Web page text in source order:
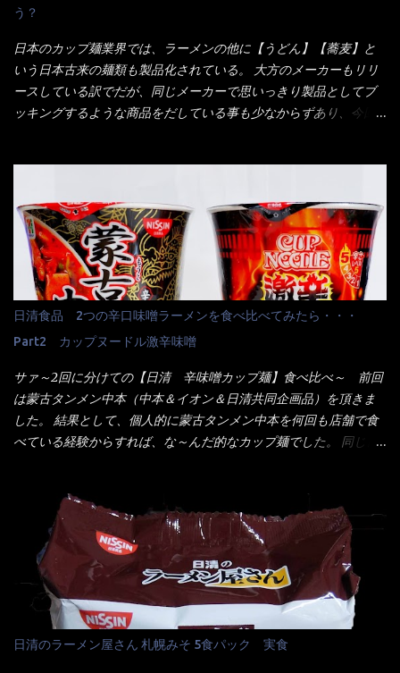
くれたが、何故かタッチパネルがクーポンを受け付けない！！ 店
員さんも、アレー？といいながら私が受け付けますので・・・と
消えていった。 タッチパネルのやつ、安いのは嫌うんだな！？こ
のヤロー！ 待つ事暫し・・・10分は越えたと思うけど・・・出て
来ました。 こちらが本日のサラメシ【ホーリーバジル香る、タイ
く行きましたねぇ～ だからタイ料理屋さんには、辛味剤・酢・ナ
いた）が料理に必ず付いてきたものです。 でも流石にファミレ
スでは・・・それは無いね！残念だ～ 今回はすかいらーくグルー
プで、タイ料理をどの様に再現して提供しているか？を見るだけ
だなぁ～ 因みにガパオ＝ホーリーバジルなのです。 肉は通常チ
キンが多く豚や牛もあります。 肉は挽肉みたいなミンチではな
く、粗挽きの肉になるんです。 それに現地バンコクでは、卵は固
焼きが本来です。 今回はほぼ全熟の目玉焼きで、これは日本風
オタイなのと比べれば薄め？ やっぱり調味料の【スパイスガール
ズ】が必要だナァ～ 笑 私は、ブリッキーヌの粉末をよく掛け辛
く...
う？
日本のカップ麺業界では、ラーメンの他に【うどん】【蕎麦】と
いう日本古来の麺類も製品化されている。 大方のメーカーもリリ
ースしている訳でだが、同じメーカーで思いっきり製品としてブ
ッキングするような商品をだしている事も少なからずあり、今回
ている訳で何故に敢えて本商品をリリースするの？ 確かに販売価
格は、緑のたぬきの実売は108円位で、ごつ盛り天ぷらそばは98円
でした。 殆ど変わらないじゃないか！？ そこで何が違うか・・・
メーカーHPから情報を得てみた。 ■原材料 比較（相手に含まれ
て居ない物質を赤色） ☆緑のたぬき 油揚げめん(小麦粉(国内製
造)、そば粉、植物油脂、植物性たん白、食塩、とろろ芋、卵白)、
かやく(小えびてんぷら、 かまぼこ )、添付調味料(砂糖、食塩、し
ょうゆ、魚介エキス、たん白加水分解物、香辛料、ねぎ、香味油
脂)／加工でん粉、調味料(アミノ酸等)、炭酸カルシウム、カラメ
ル色素、リン酸塩(Na)、増粘多糖類、レシチン、酸化防止剤(ビタ
ミンE)、クチナシ色素、ベニコウジ色素、香料、ビタミンB2、ビ
タミンB1、香辛料抽出物、 カロチン色素 、(一部にえび・小麦・
油脂、植物性たん白、食塩、とろろ芋、卵白)、かやく(小えびてん
ぷら)、添付調味料(砂糖、食塩、しょうゆ、魚介エキス、たん白加
水分解物、ねぎ、香辛料、 植物油 、香味油脂)／加工でん粉、調味
料(アミノ酸等)、炭酸カルシウム、カラメル色素、リン酸塩
(Na)、増粘多糖類、レシチン、酸化防止剤(ビタミンE)、クチナシ
色素、香料、ベニコウジ色素、ビタミンB2、ビタミンB1、香辛料
抽出物、(一部にえび・小麦・そば・卵・ さば ・大豆・豚肉・やま
いも・ゼラチンを含む) 材料から見れば、緑のたぬきの方が蒲鉾が
日清食品 2つの辛口味噌ラーメンを食べ比べてみたら・・・
Part2 カップヌードル激辛味噌
サァ～2回に分けての【日清 辛味噌カップ麺】食べ比べ～ 前回
は蒙古タンメン中本（中本＆イオン＆日清共同企画品）を頂きま
した。 結果として、個人的に蒙古タンメン中本を何回も店舗で食
べている経験からすれば、な～んだ的なカップ麺でした。 同じ日
いつきました。 見た目は、炎のシルエットが辛さを醸し出してい
る・・・ でもパッケージに惑わされてはいけない！！ 私はペ
ヤングの【獄激辛焼きそば】を完食した漢だ。 その後の獄激辛カ
レーもな！ 今回、カップヌードル激辛味噌はカップに敢えて辛
さレベルが記載されている。 それはレベル5！ 日清としては最上
位の辛さと云っている訳だ。 昨年モデルも食べてはいるけど、1年
も経つと記憶の彼方に・・・いや歳だから記憶力が、どうのこう
のではない。 記憶に残るだけのインパクトに欠けている商品と
日清のラーメン屋さん 札幌みそ 5食パック 実食